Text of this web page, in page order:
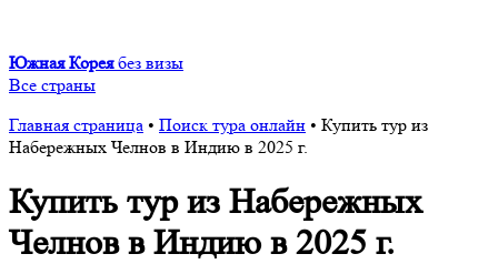
Южная Корея без визы
Все страны
Главная страница • Поиск тура онлайн • Купить тур из
Набережных Челнов в Индию в 2025 г.
Купить тур из Набережных
Челнов в Индию в 2025 г.